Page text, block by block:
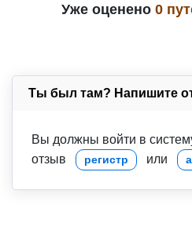
Уже оценено 0
Ты был там? Напишите
Вы должны войти в
отзыв
регистр или